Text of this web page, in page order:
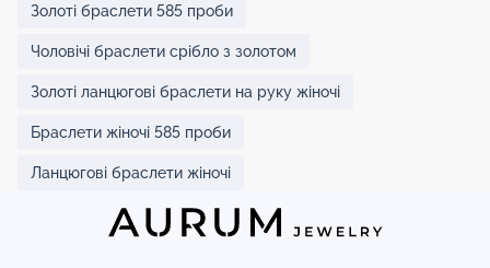
Золоті браслети 585 проби
Чоловічі браслети срібло з золотом
Золоті ланцюгові браслети на руку жіночі
Браслети жіночі 585 проби
Ланцюгові браслети жіночі